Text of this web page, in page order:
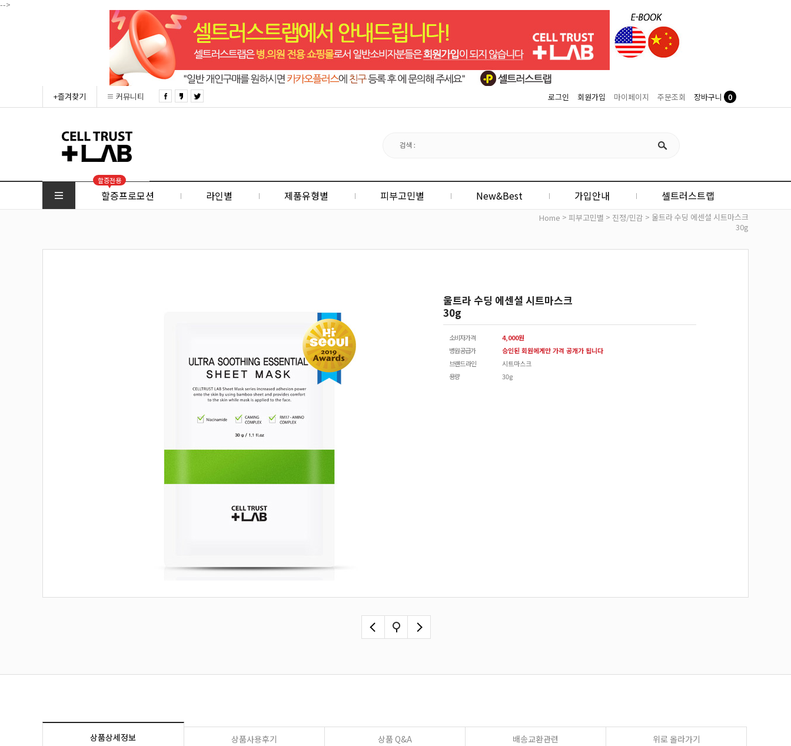
-->
+즐겨찾기 커뮤니티 로그인 회원가입 마이페이지 주문조회 장바구니 0
할증전용
할증프로모션 라인별 제품유형별 피부고민별 New&Best 가입안내 셀트러스트랩
Home > 피부고민별 > 진정/민감 > 울트라 수딩 에센셜 시트마스크
30g
울트라 수딩 에센셜 시트마스크
30g
소비자가격
4,000원
병원공급가
승인된 회원에게만 가격 공개가 됩니다
브랜드 라인
시트마스크
용량
30g
상품상세정보 상품사용후기 상품 Q&A 배송교환관련 위로 올라가기